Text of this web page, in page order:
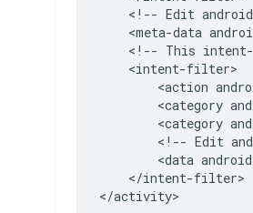
<!-- Edit
<meta-data
<!-- This
<action
<category
<category
<!-- Edit
<data
</intent-filter>